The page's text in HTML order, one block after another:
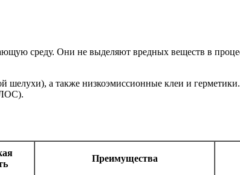
среду. Они не выделяют вредных веществ в
а также низкоэмиссионные клеи и
Преимущества